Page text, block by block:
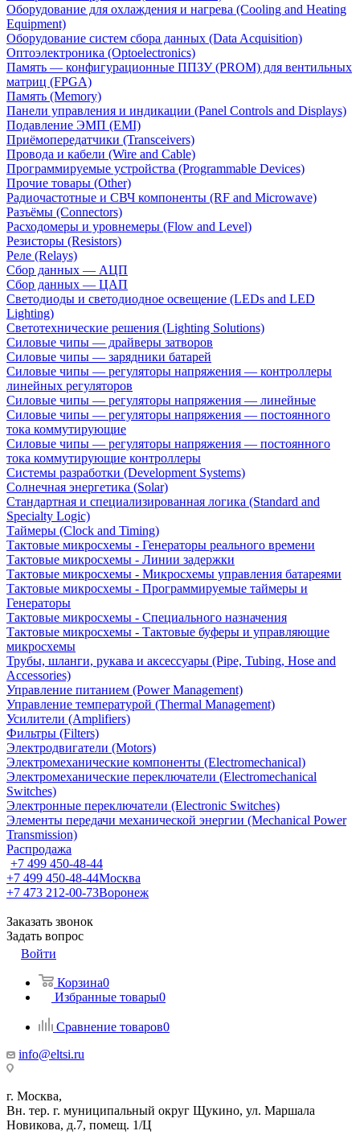
Оборудование для охлаждения и нагрева (Cooling and Heating
Equipment)
Оборудование систем сбора данных (Data Acquisition)
Оптоэлектроника (Optoelectronics)
Память — конфигурационные ППЗУ (PROM) для вентильных
матриц (FPGA)
Память (Memory)
Панели управления и индикации (Panel Controls and Displays)
Подавление ЭМП (EMI)
Приёмопередатчики (Transceivers)
Провода и кабели (Wire and Cable)
Программируемые устройства (Programmable Devices)
Прочие товары (Other)
Радиочастотные и СВЧ компоненты (RF and Microwave)
Разъёмы (Connectors)
Расходомеры и уровнемеры (Flow and Level)
Резисторы (Resistors)
Реле (Relays)
Сбор данных — АЦП
Сбор данных — ЦАП
Светодиоды и светодиодное освещение (LEDs and LED
Lighting)
Светотехнические решения (Lighting Solutions)
Силовые чипы — драйверы затворов
Силовые чипы — зарядники батарей
Силовые чипы — регуляторы напряжения — контроллеры
линейных регуляторов
Силовые чипы — регуляторы напряжения — линейные
Силовые чипы — регуляторы напряжения — постоянного
тока коммутирующие
Силовые чипы — регуляторы напряжения — постоянного
тока коммутирующие контроллеры
Системы разработки (Development Systems)
Солнечная энергетика (Solar)
Стандартная и специализированная логика (Standard and
Specialty Logic)
Таймеры (Clock and Timing)
Тактовые микросхемы - Генераторы реального времени
Тактовые микросхемы - Линии задержки
Тактовые микросхемы - Микросхемы управления батареями
Тактовые микросхемы - Программируемые таймеры и
Генераторы
Тактовые микросхемы - Специального назначения
Тактовые микросхемы - Тактовые буферы и управляющие
микросхемы
Трубы, шланги, рукава и аксессуары (Pipe, Tubing, Hose and
Accessories)
Управление питанием (Power Management)
Управление температурой (Thermal Management)
Усилители (Amplifiers)
Фильтры (Filters)
Электродвигатели (Motors)
Электромеханические компоненты (Electromechanical)
Электромеханические переключатели (Electromechanical
Switches)
Электронные переключатели (Electronic Switches)
Элементы передачи механической энергии (Mechanical Power
Transmission)
Распродажа
+7 499 450-48-44
+7 499 450-48-44Москва
+7 473 212-00-73Воронеж
Заказать звонок
Задать вопрос
Войти
Корзина0
Избранные товары0
Сравнение товаров0
info@eltsi.ru
г. Москва,
Вн. тер. г. муниципальный округ Щукино, ул. Маршала
Новикова, д.7, помещ. 1/Ц